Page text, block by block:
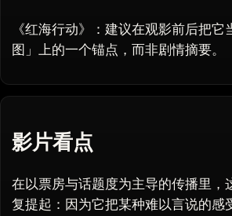
《红海行动》：建议在观影前后把它
图」上的一个锚点，而非剧情摘要。
影片看点
在以票房与话题度为主导的传播里，
复提起：因为它把某种难以言说的